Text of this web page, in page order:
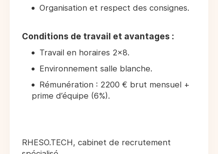
Organisation et respect des consignes.
Conditions de travail et avantages :
Travail en horaires 2x8.
Environnement salle blanche.
Rémunération : 2200 € brut mensuel +
prime d’équipe (6%).
RHESO.TECH, cabinet de recrutement